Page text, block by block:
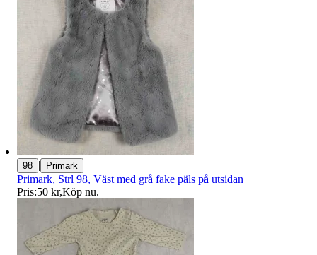
98 | Primark
Primark, Strl 98, Väst med grå fake päls på utsidan
Pris:50 kr,Köp nu.